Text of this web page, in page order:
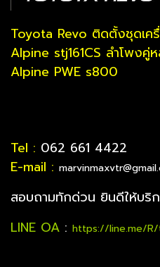
Toyota Revo ติดตั้งชุดเค
Alpine stj161CS ลำโพงคู่
Alpine PWE s800
Tel : 062 661 4422
E-mail :
สอบถามทักด่วน ยินดีให้บริ
LINE OA : https://line.me/